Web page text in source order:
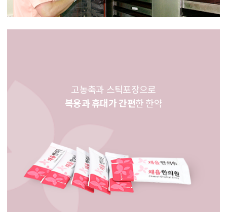
고농축과 스틱포장으로
복용과 휴대가 간편한 한약